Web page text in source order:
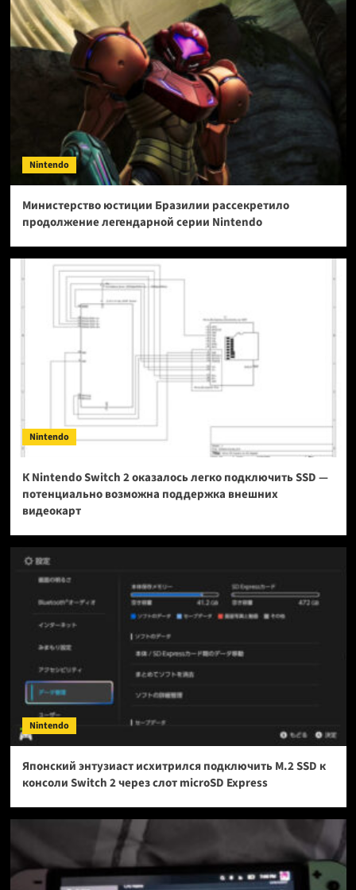
Nintendo
Министерство юстиции Бразилии рассекретило
продолжение легендарной серии Nintendo
Nintendo
К Nintendo Switch 2 оказалось легко подключить SSD —
потенциально возможна поддержка внешних
видеокарт
Nintendo
Японский энтузиаст исхитрился подключить M.2 SSD к
консоли Switch 2 через слот microSD Express